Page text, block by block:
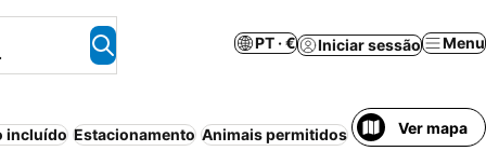
PT · € Iniciar sessão Menu
incluído Estacionamento Animais permitidos AparthotelVer mapa